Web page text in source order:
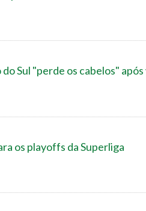
Sul "perde os cabelos"
os playoffs da Superliga